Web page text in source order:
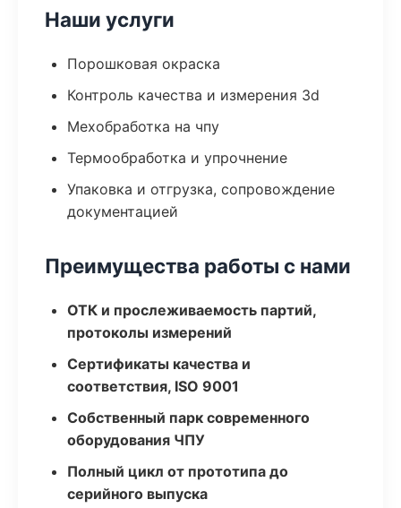
Наши услуги
Порошковая окраска
Контроль качества и измерения 3d
Мехобработка на чпу
Термообработка и упрочнение
Упаковка и отгрузка, сопровождение
документацией
Преимущества работы с нами
ОТК и прослеживаемость партий,
протоколы измерений
Сертификаты качества и
соответствия, ISO 9001
Собственный парк современного
оборудования ЧПУ
Полный цикл от прототипа до
серийного выпуска